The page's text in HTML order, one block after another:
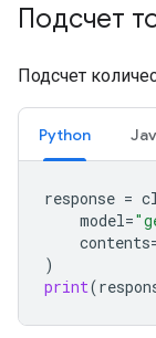
Подсчет
Подсчет
Python
response =
model=
contents
)
print(